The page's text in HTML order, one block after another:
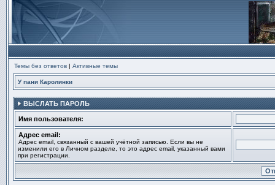
Темы без ответов | Активные темы
У пани Каролинки
ВЫСЛАТЬ ПАРОЛЬ
Имя пользователя:
Адрес email:
Адрес email, связанный с вашей учётной записью. Если вы не
изменили его в Личном разделе, то это адрес email, указанный вами
при регистрации.